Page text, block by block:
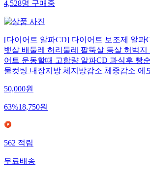
4,528명구매중
[다이어트 알파CD] 다이어트 보조제 알파
뱃살 배둘레 허리둘레 팔뚝살 등살 허벅
어트 운동할때 고함량 알파CD 과식후 빵
물컷팅 내장지방 체지방감소 체중감소 에
50,000원
63%18,750원
562적립
무료배송